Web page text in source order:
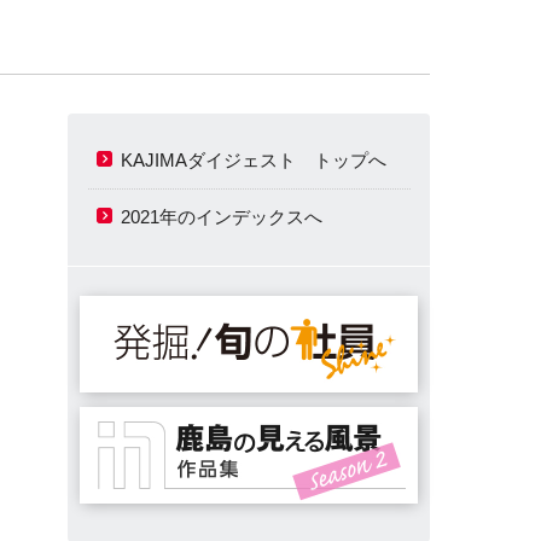
KAJIMAダイジェスト トップへ
2021年のインデックスへ